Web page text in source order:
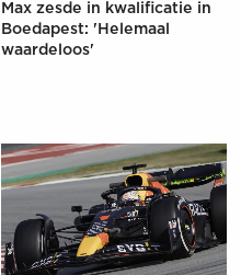
Max zesde in kwalificatie in
Boedapest: 'Helemaal
waardeloos'